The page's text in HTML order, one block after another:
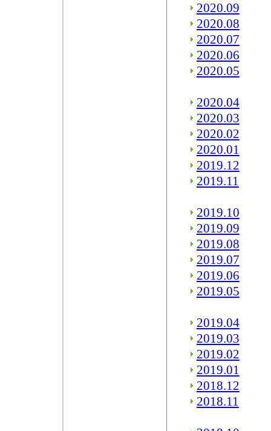
2020.09
2020.08
2020.07
2020.06
2020.05
2020.04
2020.03
2020.02
2020.01
2019.12
2019.11
2019.10
2019.09
2019.08
2019.07
2019.06
2019.05
2019.04
2019.03
2019.02
2019.01
2018.12
2018.11